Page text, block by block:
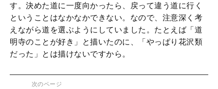
す。決めた道に一度向かったら、戻って違う道に行く
ということはなかなかできない。なので、注意深く考
えながら道を選ぶようにしていました。たとえば「道
明寺のことが好き」と描いたのに、「やっぱり花沢類
だった」とは描けないですから。
次のページ